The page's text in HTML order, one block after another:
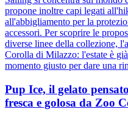
propone inoltre capi legati
all'abbigliamento per la
accessori. Per scoprire le
diverse linee della collezione,
Corolla di Milazzo: l'estate è
momento giusto per dare una
Pup Ice, il gelato
fresca e golosa da Zoo